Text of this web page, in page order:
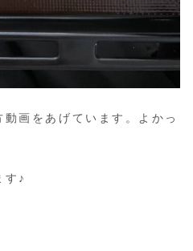
画をあげています。よかっ
す♪